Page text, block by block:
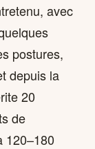
avec
postures,
depuis la
20
de
120–180